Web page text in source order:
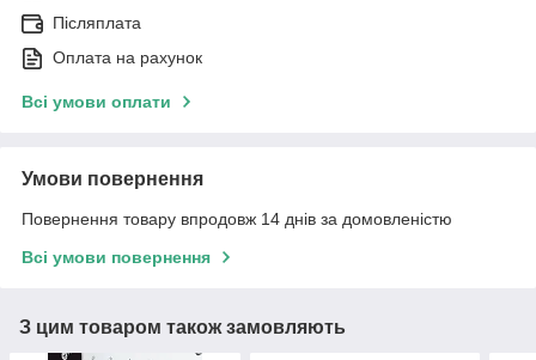
Післяплата
Оплата на рахунок
Всі умови оплати
Умови повернення
Повернення товару впродовж 14 днів за домовленістю
Всі умови повернення
З цим товаром також замовляють